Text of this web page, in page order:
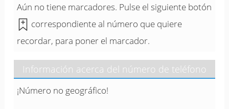
Aún no tiene marcadores. Pulse el siguiente botón
correspondiente al número que quiere
recordar, para poner el marcador.
Información acerca del número de teléfono
¡Número no geográfico!